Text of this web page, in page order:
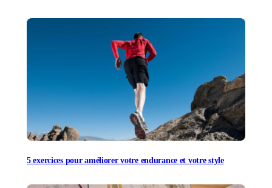
5 exercices pour améliorer votre endurance et votre style